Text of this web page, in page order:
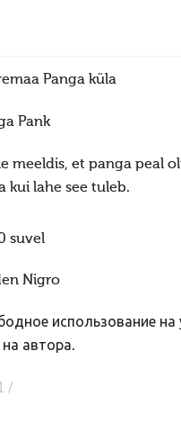
Panga küla
Pank
meeldis, et panga peal
kui lahe see tuleb.
suvel
Nigro
использование
автора.
/